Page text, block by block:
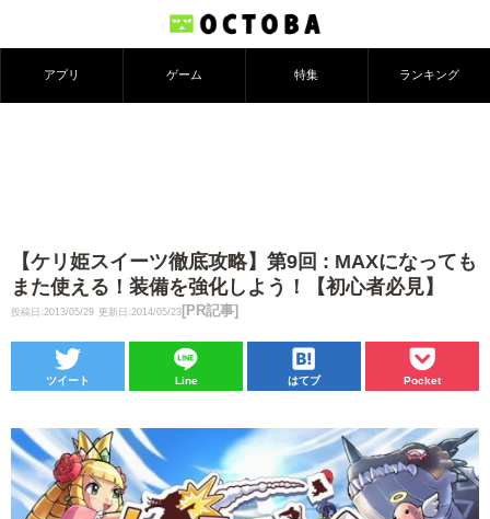
アプリ ゲーム 特集 ランキング
【ケリ姫スイーツ徹底攻略】第9回 : MAXになっても
また使える！装備を強化しよう！【初心者必見】
投稿日:2013/05/29 更新日:2014/05/23 [PR記事]
ツイート Line はてブ Pocket